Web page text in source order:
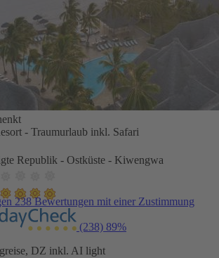
- Traumurlaub inkl. Safari
Republik - Ostküste - Kiwengwa
238 Bewertungen mit einer Zustimmung
(238) 89%
DZ inkl. AI light